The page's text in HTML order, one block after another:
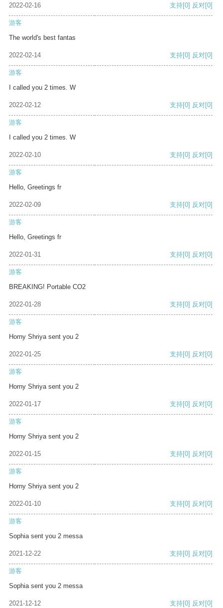
2022-02-16 支持[0] 反对[0]
游客
The world's best fantas
2022-02-14 支持[0] 反对[0]
游客
I called you 2 times. W
2022-02-12 支持[0] 反对[0]
游客
I called you 2 times. W
2022-02-10 支持[0] 反对[0]
游客
Hello, Greetings fr
2022-02-09 支持[0] 反对[0]
游客
Hello, Greetings fr
2022-01-31 支持[0] 反对[0]
游客
BREAKING! Portable CO2
2022-01-28 支持[0] 反对[0]
游客
Horny Shriya sent you 2
2022-01-25 支持[0] 反对[0]
游客
Horny Shriya sent you 2
2022-01-17 支持[0] 反对[0]
游客
Horny Shriya sent you 2
2022-01-15 支持[0] 反对[0]
游客
Horny Shriya sent you 2
2022-01-10 支持[0] 反对[0]
游客
Sophia sent you 2 messa
2021-12-22 支持[0] 反对[0]
游客
Sophia sent you 2 messa
2021-12-12 支持[0] 反对[0]